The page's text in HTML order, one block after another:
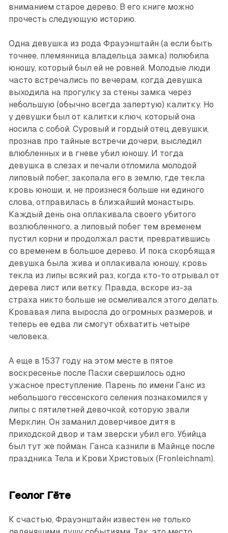
вниманием старое дерево. В его книге можно
прочесть следующую историю.
Одна девушка из рода Фрауэнштайн (а если быть
точнее, племянница владельца замка) полюбила
юношу, который был ей не ровней. Молодые люди
часто встречались по вечерам, когда девушка
выходила на прогулку за стены замка через
небольшую (обычно всегда запертую) калитку. Но
у девушки был от калитки ключ, который она
носила с собой. Суровый и гордый отец девушки,
прознав про тайные встречи дочери, выследил
влюб­ленных и в гневе убил юношу. И тогда
девушка в слезах и печали отломила молодой
липовый побег, закопала его в землю, где текла
кровь юноши, и, не произнеся больше ни единого
слова, отправилась в ближайший монастырь.
Каждый день она оплакивала свое­го убитого
возлюбленного, а липовый побег тем временем
пустил корни и продолжал расти, превратившись
со временем в большое дерево. И пока скорбящая
девушка была жива и оплакивала юношу, кровь
текла из липы всякий раз, когда кто-то отрывал от
дерева лист или ветку. Правда, вскоре из-за
страха никто больше не осмеливался этого делать.
Кровавая липа выросла до огромных размеров, и
теперь ее едва ли смогут обхватить четыре
человека.
А еще в 1537 году на этом месте в пятое
воскресенье после Пасхи свершилось одно
ужасное преступление. Парень по имени Ганс из
небольшого гессенского селения познакомился у
липы с пятилетней девочкой, которую звали
Мерклин. Он заманил доверчивое дитя в
приходской двор и там зверски убил его. Убийца
был тут же пойман. Ганса казнили в Майнце после
праздника Тела и Крови Христовых (Fronleichnam).
Геолог Гёте
К счастью, Фрауэнштайн извес­тен не только